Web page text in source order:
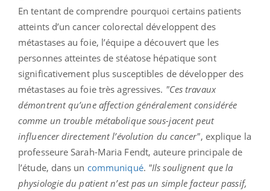
En tentant de comprendre pourquoi certains patients
atteints d’un cancer colorectal développent des
métastases au foie, l’équipe a découvert que les
personnes atteintes de stéatose hépatique sont
significativement plus susceptibles de développer des
métastases au foie très agressives. "Ces travaux
démontrent qu’une affection généralement considérée
comme un trouble métabolique sous-jacent peut
influencer directement l’évolution du cancer", explique la
professeure Sarah-Maria Fendt, auteure principale de
l’étude, dans un communiqué. "Ils soulignent que la
physiologie du patient n’est pas un simple facteur passif,